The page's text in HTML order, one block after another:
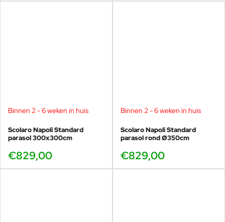
Binnen 2 - 6 weken in huis
Scolaro Napoli Standard
parasol 300x300cm
€829,00
Binnen 2 - 6 weken in huis
Scolaro Napoli Standard
parasol rond Ø350cm
€829,00